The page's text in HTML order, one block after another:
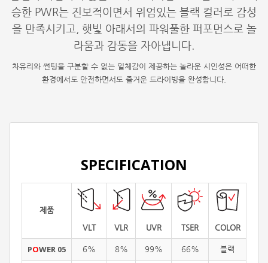
승한 PWR는 진보적이면서 위엄있는 블랙 컬러로 감성
을 만족시키고, 햇빛 아래서의 파워풀한 퍼포먼스로 놀
라움과 감동을 자아냅니다.
차유리와 썬팅을 구분할 수 없는 일체감이 제공하는 놀라운 시인성은 어떠한
환경에서도 안전하면서도 즐거운 드라이빙을 완성합니다.
SPECIFICATION
제품
VLT
VLR UVR TSER COLOR
POWER 05 6% 8% 99% 66% 블랙